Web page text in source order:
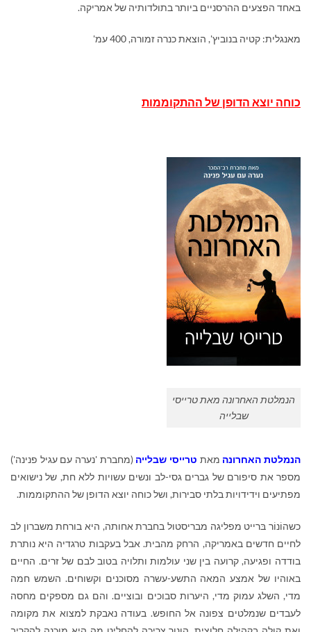
באחד הפצעים ההרסניים ביותר בתולדותיה של אמריקה.
מאנגלית: קטיה בנוביץ', הוצאת כנרה זמורה, 400 עמ'
כוחה יוצא הדופן של ההתקוממות
הנמלטת האחרונה מאת טרייסי
שבלייה
הנמלטת האחרונה מאת טרייסי שבלייה (מחברת 'נערה עם עגיל פנינה')
מספר את סיפורם של גברים גסי-לב ונשים עשויות ללא חת, של נישואים
מפתיעים וידידויות בלתי סבירות, ושל כוחה יוצא הדופן של ההתקוממות.
כשהוֹנוֹר בּרייט מפליגה מבריסטול בחברת אחותה, היא בורחת משברון לב
לחיים חדשים באמריקה, הרחק מהבית. אבל בעקבות טרגדיה היא נותרת
בודדה ופגיעה, קרועה בין שני עולמות ותלויה בטוב לבם של זרים. החיים
באוהיו של אמצע המאה התשע-עשרה מסוכנים וקשוחים. השמש חמה
מדי, השלג עמוק מדי, היערות סבוכים ובוציים. והם גם מספקים מחסה
לעבדים שנמלטים צפונה אל החופש. בעודה נאבקת למצוא את מקומה